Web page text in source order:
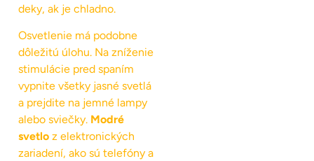
deky, ak je chladno.
Osvetlenie má podobne
dôležitú úlohu. Na zníženie
stimulácie pred spaním
vypnite všetky jasné svetlá
a prejdite na jemné lampy
alebo sviečky. Modré
svetlo z elektronických
zariadení, ako sú telefóny a